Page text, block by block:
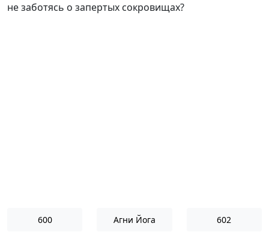
не заботясь о запертых сокровищах?
600 Агни Йога 602